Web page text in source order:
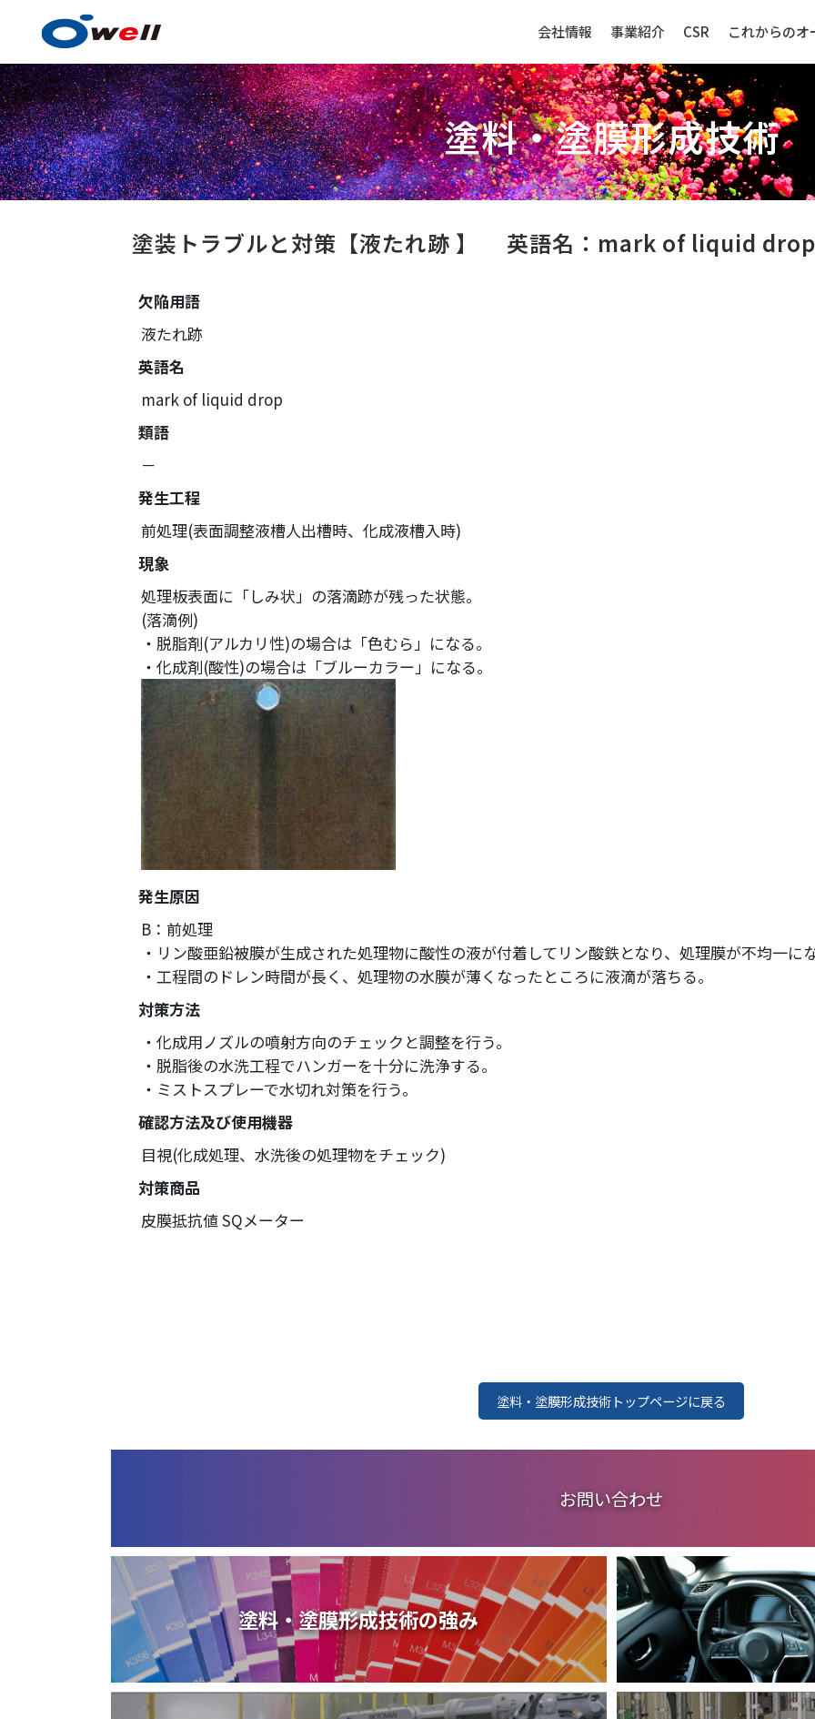
会社情報 事業紹介
塗料・塗膜形成技術
技術センター
グローバル
OLDAS（オルダス）の概要
生産財（化成品・物資） センサー
CSR これからのオ
塗料・塗膜形成技術
塗装トラブルと対策 【液たれ跡 】 英語名：mark of liquid drop
欠陥用語
液たれ跡
英語名
mark of liquid drop
類語
－
発生工程
前処理(表面調整液槽人出槽時、化成液槽入時)
現象
処理板表面に「しみ状」の落滴跡が残った状態。
(落滴例)
・脱脂剤(アルカリ性)の場合は「色むら」になる。
・化成剤(酸性)の場合は「ブルーカラー」になる。
発生原因
B：前処理
・リン酸亜鉛被膜が生成された処理物に酸性の液が付着してリン酸鉄となり、処理膜が不均一に
・工程間のドレン時間が長く、処理物の水膜が薄くなったところに液滴が落ちる。
対策方法
・化成用ノズルの噴射方向のチェックと調整を行う。
・脱脂後の水洗工程でハンガーを十分に洗浄する。
・ミストスプレーで水切れ対策を行う。
確認方法及び使用機器
目視(化成処理、水洗後の処理物をチェック)
対策商品
皮膜抵抗値 SQメーター
塗料・塗膜形成技術トップページに戻る
お問い合わせ
塗料・塗膜形成技術の強み